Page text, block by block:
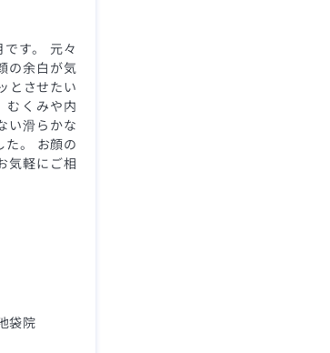
す。 元々
の余白が気
とさせたい
むくみや内
い滑らかな
た。 お顔の
気軽にご相
袋院